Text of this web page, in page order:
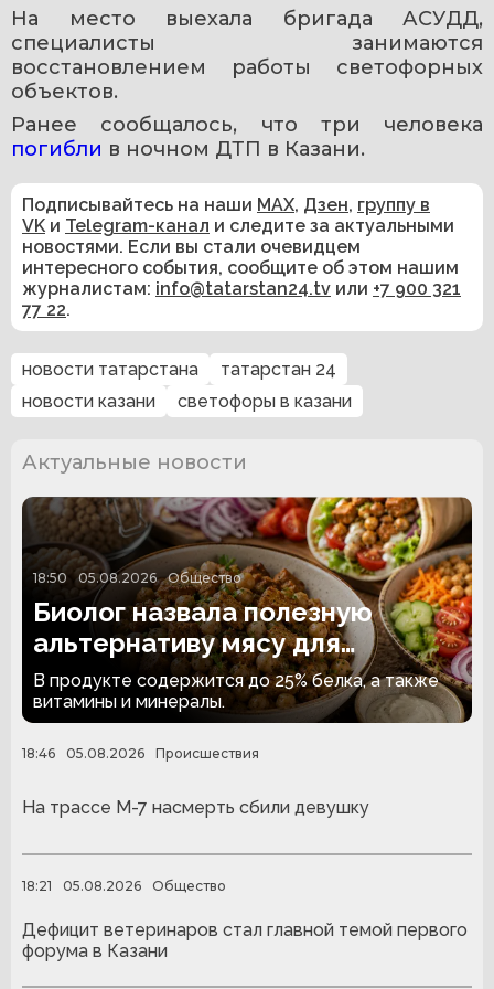
На место выехала бригада АСУДД,
специалисты занимаются
восстановлением работы светофорных
объектов.
погибли в ночном ДТП в Казани.
Подписывайтесь на наши MAX, Дзен, группу в
VK и Telegram-канал и следите за актуальными
новостями. Если вы стали очевидцем
интересного события, сообщите об этом нашим
журналистам: info@tatarstan24.tv или +7 900 321
77 22.
новости татарстана
татарстан 24
новости казани
светофоры в казани
Актуальные новости
18:50 05.08.2026 Общество
Биолог назвала полезную
альтернативу мясу для
вегетарианцев
В продукте содержится до 25% белка, а также
витамины и минералы.
18:46 05.08.2026 Происшествия
На трассе М-7 насмерть сбили девушку
18:21 05.08.2026 Общество
Дефицит ветеринаров стал главной темой первого
форума в Казани